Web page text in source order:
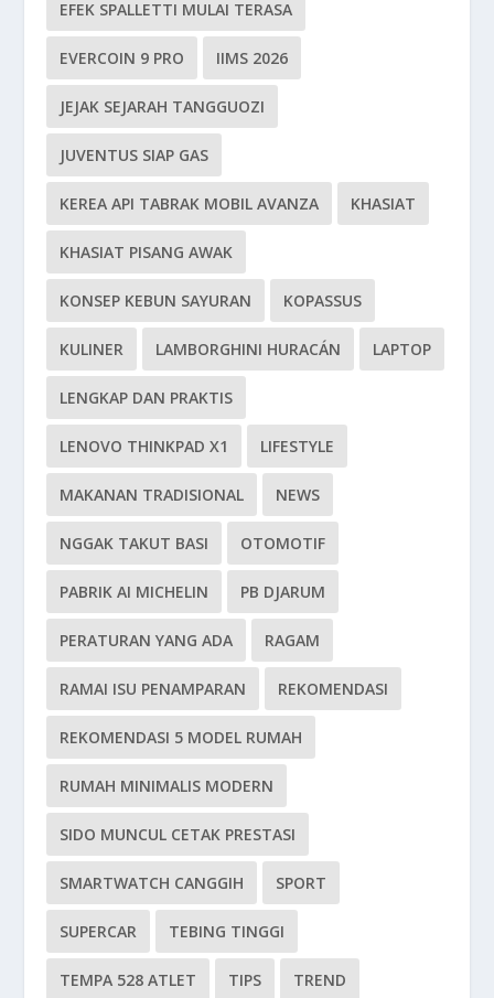
EFEK SPALLETTI MULAI TERASA
EVERCOIN 9 PRO IIMS 2026
JEJAK SEJARAH TANGGUOZI
JUVENTUS SIAP GAS
KEREA API TABRAK MOBIL AVANZA KHASIAT
KHASIAT PISANG AWAK
KONSEP KEBUN SAYURAN KOPASSUS
KULINER LAMBORGHINI HURACÁN LAPTOP
LENGKAP DAN PRAKTIS
LENOVO THINKPAD X1 LIFESTYLE
MAKANAN TRADISIONAL NEWS
NGGAK TAKUT BASI OTOMOTIF
PABRIK AI MICHELIN PB DJARUM
PERATURAN YANG ADA RAGAM
RAMAI ISU PENAMPARAN REKOMENDASI
REKOMENDASI 5 MODEL RUMAH
RUMAH MINIMALIS MODERN
SIDO MUNCUL CETAK PRESTASI
SMARTWATCH CANGGIH SPORT
SUPERCAR TEBING TINGGI
TEMPA 528 ATLET TIPS TREND